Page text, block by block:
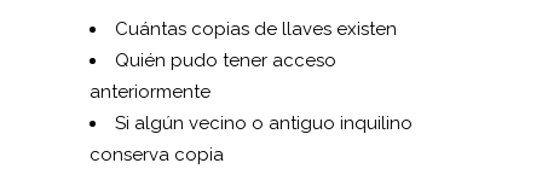
Cuántas copias de llaves existen
Quién pudo tener acceso
anteriormente
Si algún vecino o antiguo inquilino
conserva copia